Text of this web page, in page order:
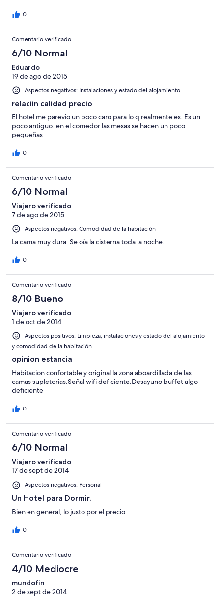
0
Comentario verificado
6/10 Normal
Eduardo
19 de ago de 2015
Aspectos negativos: Instalaciones y estado del alojamiento
relaciin calidad precio
El hotel me parevio un poco caro para lo q realmente es. Es un
poco antiguo. en el comedor las mesas se hacen un poco
pequeñas
0
Comentario verificado
6/10 Normal
Viajero verificado
7 de ago de 2015
Aspectos negativos: Comodidad de la habitación
La cama muy dura. Se oía la cisterna toda la noche.
0
Comentario verificado
8/10 Bueno
Viajero verificado
1 de oct de 2014
Aspectos positivos: Limpieza, instalaciones y estado del alojamiento
y comodidad de la habitación
opinion estancia
Habitacion confortable y original la zona aboardillada de las
camas supletorias.Señal wifi deficiente.Desayuno buffet algo
deficiente
0
Comentario verificado
6/10 Normal
Viajero verificado
17 de sept de 2014
Aspectos negativos: Personal
Un Hotel para Dormir.
Bien en general, lo justo por el precio.
0
Comentario verificado
4/10 Mediocre
mundofin
2 de sept de 2014